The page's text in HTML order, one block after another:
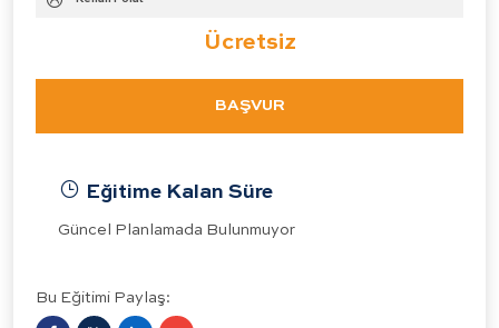
Ücretsiz
BAŞVUR
Eğitime Kalan Süre
Güncel Planlamada Bulunmuyor
Bu Eğitimi Paylaş: